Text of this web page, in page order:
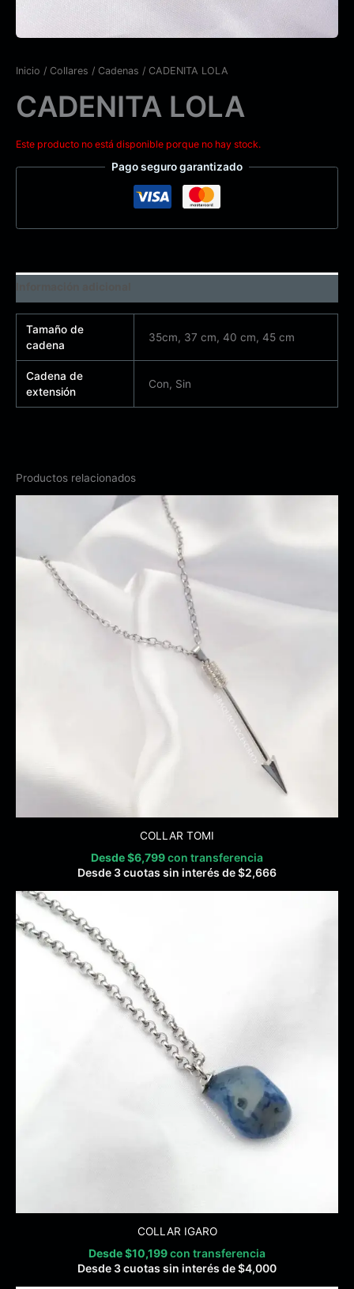
Inicio / Collares / Cadenas / CADENITA LOLA
CADENITA LOLA
Este producto no está disponible porque no hay stock.
Pago seguro garantizado
Tamaño de
cadena
35cm, 37 cm, 40 cm, 45 cm
Cadena de
extensión
Con, Sin
Productos relacionados
COLLAR TOMI
Desde$6,799con transferencia
Desde 3 cuotas sin interés de$2,666
COLLAR IGARO
Desde$10,199con transferencia
Desde 3 cuotas sin interés de$4,000